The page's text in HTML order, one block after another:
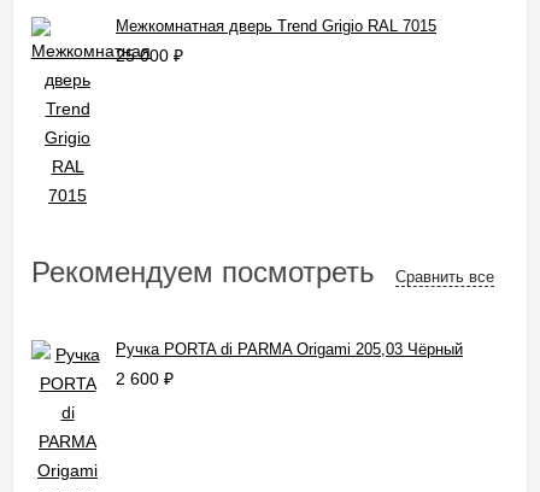
Межкомнатная дверь Trend Grigio RAL 7015
25 000 ₽
Рекомендуем посмотреть Сравнить все
Ручка PORTA di PARMA Origami 205,03 Чёрный
2 600 ₽